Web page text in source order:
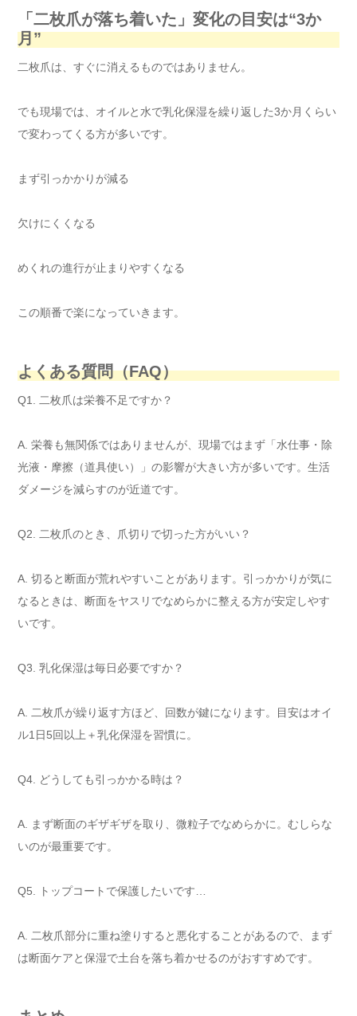
「二枚爪が落ち着いた」変化の目安は“3か
月”
二枚爪は、すぐに消えるものではありません。
でも現場では、オイルと水で乳化保湿を繰り返した3か月くらい
で変わってくる方が多いです。
まず引っかかりが減る
欠けにくくなる
めくれの進行が止まりやすくなる
この順番で楽になっていきます。
よくある質問（FAQ）
Q1. 二枚爪は栄養不足ですか？
A. 栄養も無関係ではありませんが、現場ではまず「水仕事・除
光液・摩擦（道具使い）」の影響が大きい方が多いです。生活
ダメージを減らすのが近道です。
Q2. 二枚爪のとき、爪切りで切った方がいい？
A. 切ると断面が荒れやすいことがあります。引っかかりが気に
なるときは、断面をヤスリでなめらかに整える方が安定しやす
いです。
Q3. 乳化保湿は毎日必要ですか？
A. 二枚爪が繰り返す方ほど、回数が鍵になります。目安はオイ
ル1日5回以上＋乳化保湿を習慣に。
Q4. どうしても引っかかる時は？
A. まず断面のギザギザを取り、微粒子でなめらかに。むしらな
いのが最重要です。
Q5. トップコートで保護したいです…
A. 二枚爪部分に重ね塗りすると悪化することがあるので、まず
は断面ケアと保湿で土台を落ち着かせるのがおすすめです。